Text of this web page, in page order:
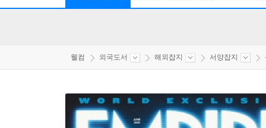
웰컴 외국도서 해외잡지 서양잡지